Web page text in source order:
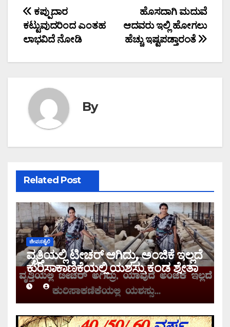
Post
navigation
ಹೊಸದಾಗಿ ಮದುವೆ
ಆದವರು ಇಲ್ಲಿ ಹೋಗಲು
ಹೆಚ್ಚು ಇಷ್ಟಪಡ್ತಾರಂತೆ
ಕಪ್ಪುದಾರ
ಕಟ್ಟುವುದರಿಂದ ಎಂತಹ
ಲಾಭವಿದೆ ನೋಡಿ
By
Related Post
ಜೀವನಶೈಲಿ
ವೃತ್ತಿಯಲ್ಲಿ ಟೀಚರ್ ಆಗಿದ್ರು, ಅಂಜಿಕೆ ಇಲ್ಲದೆ
ಕುರಿಸಾಕಾಣಿಕೆಯಲ್ಲಿ ಯಶಸ್ಸು ಕಂಡ ಶ್ವೇತಾ